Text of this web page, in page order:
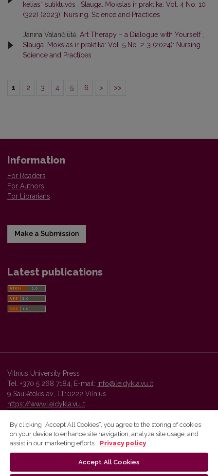
kelias“ sutiktuvės , Slauga. Mokslas ir praktika: Vol. 4 No. 10
(322) (2023): Nursing. Science and Practices
Janina Valančiūtė, Art Therapy – a Dialogue with Yourself ,
Slauga. Mokslas ir praktika: Vol. 5 No. 2-3 (2024): Nursing.
Science and Practices
1 2 3 4 5 6 > >>
Information
For Readers
For Authors
For Librarians
Make a Submission
Latest publications
Vilnius University Press
Tel. +370 5 268 7184, E-mail: info@leidykla.vu.lt
9 Saulėtekis av., LT10222 Vilnius
https://www.leidykla.vu.lt
Vilnius University Press platform and metadata are distributed by
By clicking “Accept All Cookies”, you agree to the storing of cookies
on your device to enhance site navigation, analyze site usage, and
assist in our marketing efforts.
Privacy policy
Accept All Cookies